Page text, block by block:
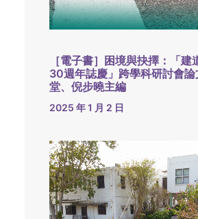
［電子書］困境與抉擇：「建
30週年誌慶」跨學科研討會
堂、倪步曉主編
2025 年 1 月 2 日